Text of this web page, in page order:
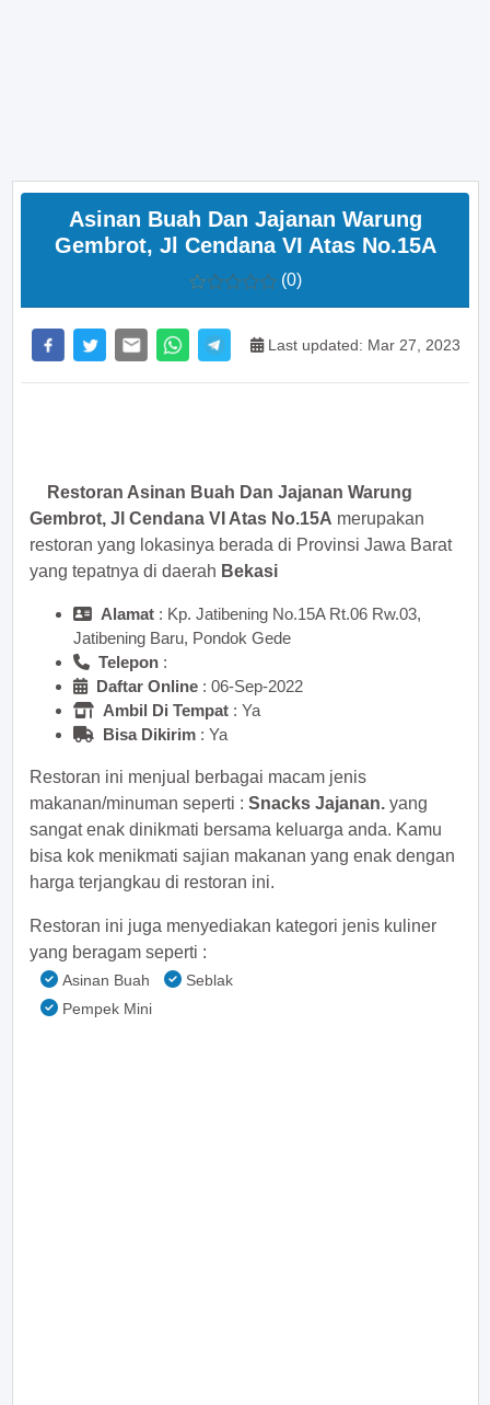
Asinan Buah Dan Jajanan Warung
Gembrot, Jl Cendana VI Atas No.15A
(0)
Last updated: Mar 27, 2023
Restoran Asinan Buah Dan Jajanan Warung
Gembrot, Jl Cendana VI Atas No.15A merupakan
restoran yang lokasinya berada di Provinsi Jawa Barat
yang tepatnya di daerah Bekasi
Alamat : Kp. Jatibening No.15A Rt.06 Rw.03,
Jatibening Baru, Pondok Gede
Telepon :
Daftar Online : 06-Sep-2022
Ambil Di Tempat : Ya
Bisa Dikirim : Ya
Restoran ini menjual berbagai macam jenis
makanan/minuman seperti : Snacks Jajanan. yang
sangat enak dinikmati bersama keluarga anda. Kamu
bisa kok menikmati sajian makanan yang enak dengan
harga terjangkau di restoran ini.
Restoran ini juga menyediakan kategori jenis kuliner
yang beragam seperti :
Asinan Buah
Seblak
Pempek Mini